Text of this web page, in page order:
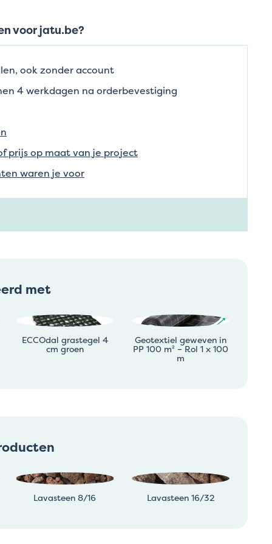
voor jatu.be?
ook zonder account
4 werkdagen na orderbevestiging
prijs op maat van je project
waren je voor
met
ECCOdal grastegel 4
cm groen
Geotextiel geweven in
PP 100 m² – Rol 1 x 100
m
Lavasteen 8/16 Lavasteen 16/32